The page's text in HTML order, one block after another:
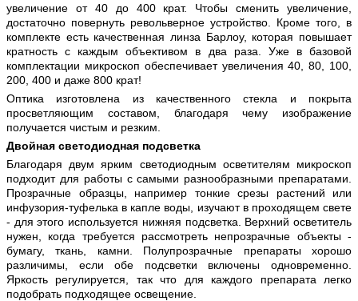
увеличение от 40 до 400 крат. Чтобы сменить увеличение,
достаточно повернуть револьверное устройство. Кроме того, в
комплекте есть качественная линза Барлоу, которая повышает
кратность с каждым объективом в два раза. Уже в базовой
комплектации микроскоп обеспечивает увеличения 40, 80, 100,
200, 400 и даже 800 крат!
Оптика изготовлена из качественного стекла и покрыта
просветляющим составом, благодаря чему изображение
получается чистым и резким.
Двойная светодиодная подсветка
Благодаря двум ярким светодиодным осветителям микроскоп
подходит для работы с самыми разнообразными препаратами.
Прозрачные образцы, например тонкие срезы растений или
инфузория-туфелька в капле воды, изучают в проходящем свете
- для этого используется нижняя подсветка. Верхний осветитель
нужен, когда требуется рассмотреть непрозрачные объекты -
бумагу, ткань, камни. Полупрозрачные препараты хорошо
различимы, если обе подсветки включены одновременно.
Яркость регулируется, так что для каждого препарата легко
подобрать подходящее освещение.